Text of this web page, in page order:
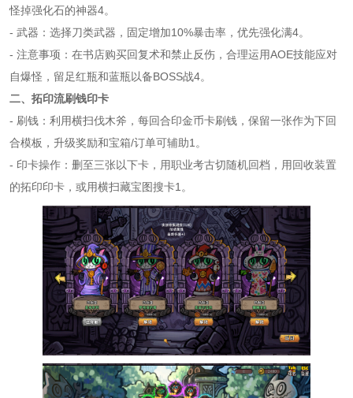
怪掉强化石的神器4。
- 武器：选择刀类武器，固定增加10%暴击率，优先强化满4。
- 注意事项：在书店购买回复术和禁止反伤，合理运用AOE技能应对
自爆怪，留足红瓶和蓝瓶以备BOSS战4。
二、拓印流刷钱印卡
- 刷钱：利用横扫伐木斧，每回合印金币卡刷钱，保留一张作为下回
合模板，升级奖励和宝箱/订单可辅助1。
- 印卡操作：删至三张以下卡，用职业考古切随机回档，用回收装置
的拓印印卡，或用横扫藏宝图搜卡1。